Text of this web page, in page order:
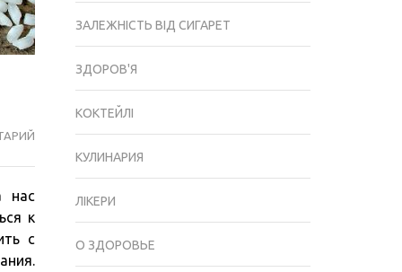
ОСНОВА
ПРАВИЛЬНОГО
ПИТАНИЯ
нас
к
с
ЗАЛЕЖНІСТЬ ВІД СИГАРЕТ
ЗДОРОВ'Я
КОКТЕЙЛІ
КУЛИНАРИЯ
ЛІКЕРИ
О ЗДОРОВЬЕ